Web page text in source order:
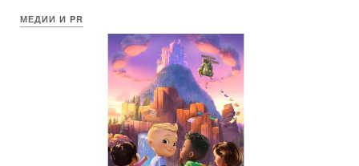
МЕДИИ И PR